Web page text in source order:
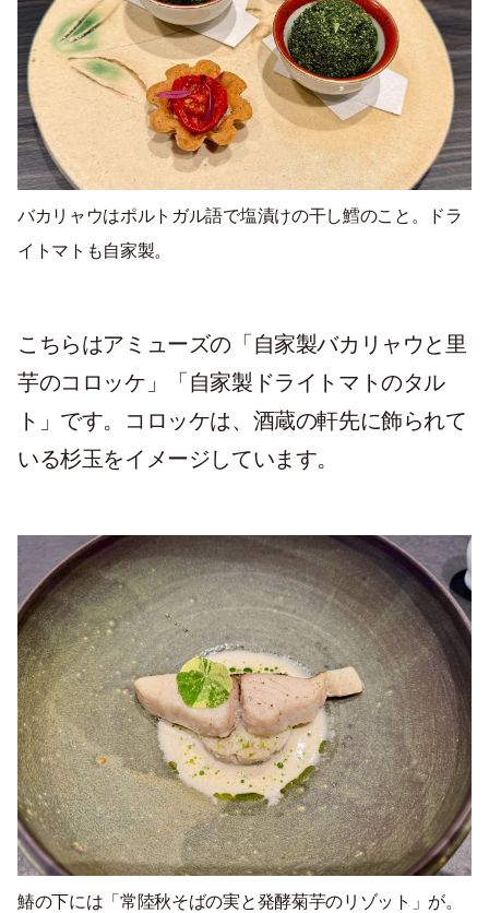
バカリャウはポルトガル語で塩漬けの干し鱈のこと。ドラ
イトマトも自家製。
こちらはアミューズの「自家製バカリャウと里
芋のコロッケ」「自家製ドライトマトのタル
ト」です。コロッケは、酒蔵の軒先に飾られて
いる杉玉をイメージしています。
鰆の下には「常陸秋そばの実と発酵菊芋のリゾット」が。